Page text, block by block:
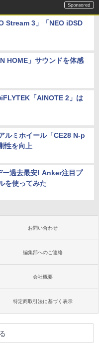
Stream 3」「NEO iDSD
HOME」サウンドを体感
「AINOTE 2」は
ルミホイール「CE28 N-p
性を向上
過去最安! Anker注目プ
を使ってみた
お問い合わせ
編集部へのご連絡
会社概要
特定商取引法に基づく表示